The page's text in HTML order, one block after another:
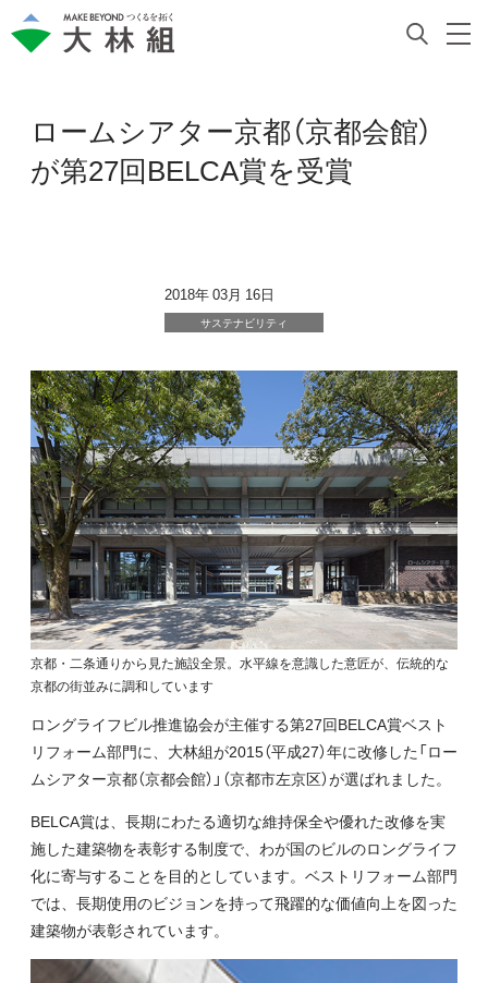
ロームシアター京都（京都会館）
が第27回BELCA賞を受賞
2018年 03月 16日
サステナビリティ
京都・二条通りから見た施設全景。水平線を意識した意匠が、伝統的な
京都の街並みに調和しています
ロングライフビル推進協会が主催する第27回BELCA賞ベスト
リフォーム部門に、大林組が2015（平成27）年に改修した「ロー
ムシアター京都（京都会館）」（京都市左京区）が選ばれました。
BELCA賞は、長期にわたる適切な維持保全や優れた改修を実
施した建築物を表彰する制度で、わが国のビルのロングライフ
化に寄与することを目的としています。ベストリフォーム部門
では、長期使用のビジョンを持って飛躍的な価値向上を図った
建築物が表彰されています。